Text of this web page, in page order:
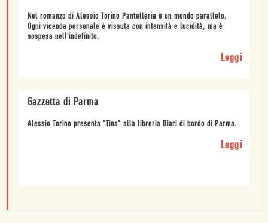
Nel romanzo di Alessio Torino Pantelleria è un mondo parallelo.
Ogni vicenda personale è vissuta con intensità e lucidità, ma è
sospesa nell'indefinito.
Leggi
Gazzetta di Parma
Alessio Torino presenta "Tina" alla libreria Diari di bordo di Parma.
Leggi